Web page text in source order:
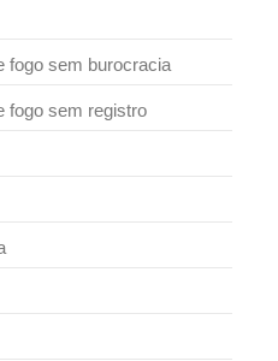
fogo sem burocracia
fogo sem registro